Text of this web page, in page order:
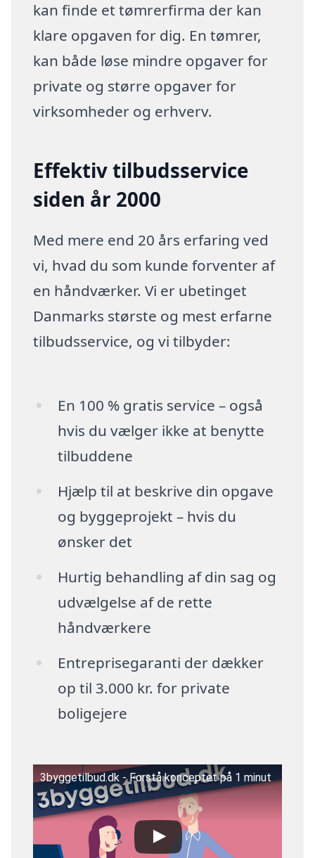
kan finde et tømrerfirma der kan
klare opgaven for dig. En tømrer,
kan både løse mindre opgaver for
private og større opgaver for
virksomheder og erhverv.
Effektiv tilbudsservice
siden år 2000
Med mere end 20 års erfaring ved
vi, hvad du som kunde forventer af
en håndværker. Vi er ubetinget
Danmarks største og mest erfarne
tilbudsservice, og vi tilbyder:
En 100 % gratis service – også
hvis du vælger ikke at benytte
tilbuddene
Hjælp til at beskrive din opgave
og byggeprojekt – hvis du
ønsker det
Hurtig behandling af din sag og
udvælgelse af de rette
håndværkere
Entreprisegaranti der dækker
op til 3.000 kr. for private
boligejere
3byggetilbud.dk - Forstå konceptet på 1 minut